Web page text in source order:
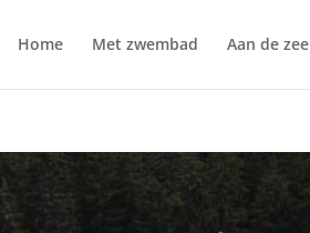
Home Met zwembad Aan de zee